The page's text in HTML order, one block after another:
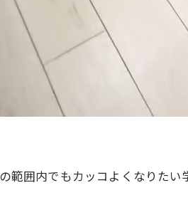
の範囲内でもカッコよくなりたい